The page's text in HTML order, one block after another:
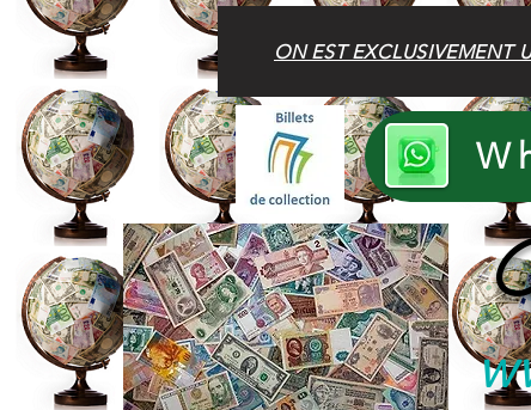
ON EST EXCLUSIVEMENT